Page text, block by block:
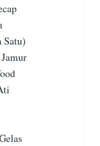
Satu)